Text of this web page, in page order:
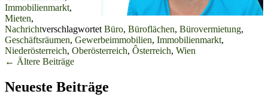
Immobilienmarkt,
Mieten,
Nachrichtverschlagwortet Büro, Büroflächen, Bürovermietung,
Geschäftsräumen, Gewerbeimmobilien, Immobilienmarkt,
Niederösterreich, Oberösterreich, Ôsterreich, Wien
Beitrags-
Navigation
← Ältere Beiträge
Neueste Beiträge